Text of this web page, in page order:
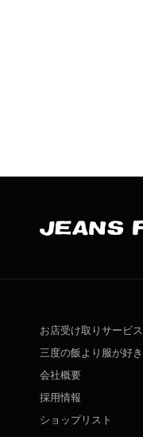
お店受け取りサービス
三度の飯より服が好き
会社概要
採用情報
ショップリスト